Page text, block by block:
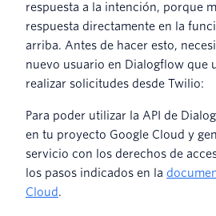
respuesta a la intención, porque
respuesta directamente en la
arriba. Antes de hacer esto,
nuevo usuario en Dialogflow que
realizar solicitudes desde Twilio:
Para poder utilizar la API de
en tu proyecto Google Cloud y
servicio con los derechos de
los pasos indicados en la
Cloud.